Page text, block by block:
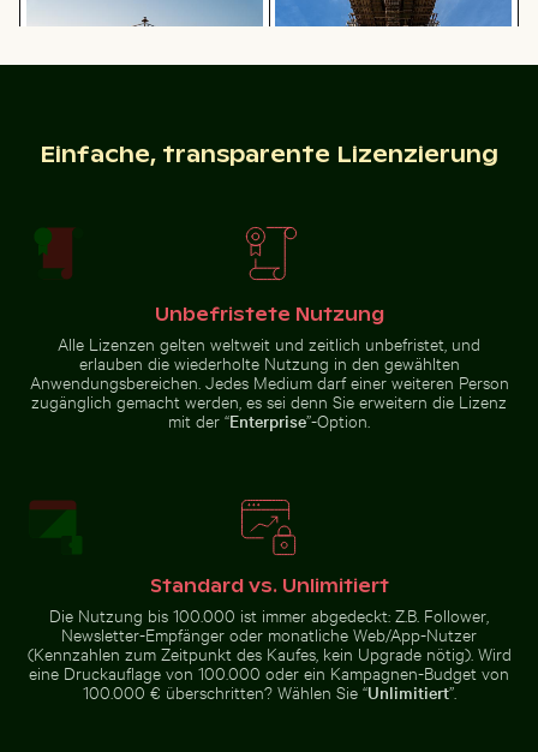
Angeln auf einem
Steg bei
Nationalpark
Sächsische Schweiz,
Herbstszene im Grunewald, Berlin mit buntem Laub
Herbstszene im
Grunewald, Berlin
mit buntem Laub
Alte Ruinen von Wat Mahathat in
Alte Ruinen von Wat Mahathat in Ayutthaya
Modischer Mann auf KopfsteinpflasterSilberreiher auf einem Boot
Holbox Island
Einfache, transparente Lizenzierung
Unbefristete Nutzung
Alle Lizenzen gelten weltweit und zeitlich unbefristet, und
erlauben die wiederholte Nutzung in den gewählten
Anwendungsbereichen. Jedes Medium darf einer weiteren Person
zugänglich gemacht werden, es sei denn Sie erweitern die Lizenz
mit der “Enterprise”-Option.
Standard vs. Unlimitiert
Die Nutzung bis 100.000 ist immer abgedeckt: Z.B. Follower,
Newsletter-Empfänger oder monatliche Web/App-Nutzer
(Kennzahlen zum Zeitpunkt des Kaufes, kein Upgrade nötig). Wird
eine Druckauflage von 100.000 oder ein Kampagnen-Budget von
100.000 € überschritten? Wählen Sie “Unlimitiert”.